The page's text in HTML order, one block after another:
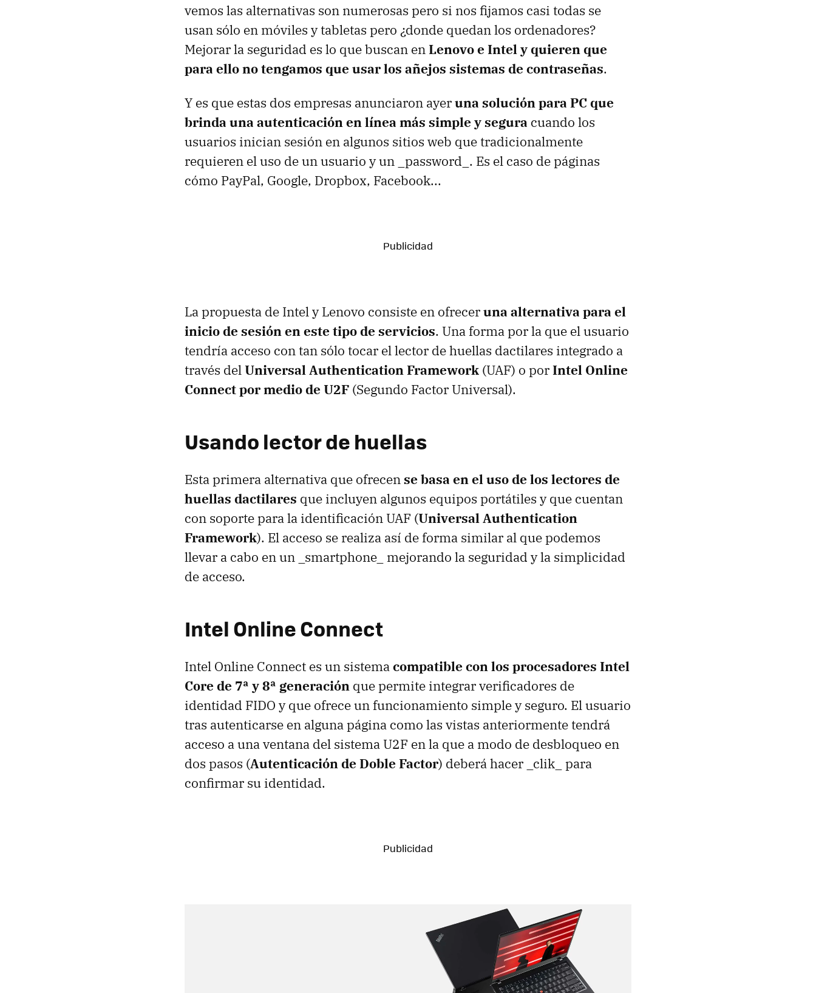
vemos las alternativas son numerosas pero si nos fijamos casi todas se
usan sólo en móviles y tabletas pero ¿donde quedan los ordenadores?
Mejorar la seguridad es lo que buscan enLenovo e Intel y quieren que
para ello no tengamos que usar los añejos sistemas de contraseñas.
Y es que estas dos empresas anunciaron ayeruna solución para PC que
brinda una autenticación en línea más simple y segura cuando los
usuarios inician sesión en algunos sitios web que tradicionalmente
requieren el uso de un usuario y un _password_. Es el caso de páginas
cómo PayPal, Google, Dropbox, Facebook...
La propuesta de Intel y Lenovo consiste en ofreceruna alternativa para el
inicio de sesión en este tipo de servicios. Una forma por la que el usuario
tendría acceso con tan sólo tocar el lector de huellas dactilares integrado a
través delUniversal Authentication Framework (UAF) o porIntel Online
Connect por medio de U2F (Segundo Factor Universal).
Usando lector de huellas
Esta primera alternativa que ofrecense basa en el uso de los lectores de
huellas dactilares que incluyen algunos equipos portátiles y que cuentan
con soporte para la identificación UAF (Universal Authentication
Framework). El acceso se realiza así de forma similar al que podemos
llevar a cabo en un _smartphone_ mejorando la seguridad y la simplicidad
de acceso.
Intel Online Connect
Intel Online Connect es un sistemacompatible con los procesadores Intel
Core de 7ª y 8ª generación que permite integrar verificadores de
identidad FIDO y que ofrece un funcionamiento simple y seguro. El usuario
tras autenticarse en alguna página como las vistas anteriormente tendrá
acceso a una ventana del sistema U2F en la que a modo de desbloqueo en
dos pasos (Autenticación de Doble Factor) deberá hacer _clik_ para
confirmar su identidad.